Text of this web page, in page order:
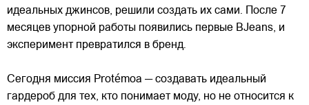
идеальных джинсов, решили создать их сами. После 7
месяцев упорной работы появились первые BJeans, и
эксперимент превратился в бренд.
Сегодня миссия Protémoa — создавать идеальный
гардероб для тех, кто понимает моду, но не относится к